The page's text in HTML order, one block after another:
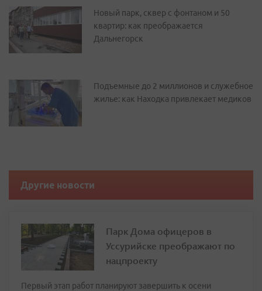
Новый парк, сквер с фонтаном и 50
квартир: как преображается
Дальнегорск
Подъемные до 2 миллионов и служебное
жилье: как Находка привлекает медиков
Другие новости
Парк Дома офицеров в
Уссурийске преображают по
нацпроекту
Первый этап работ планируют завершить к осени